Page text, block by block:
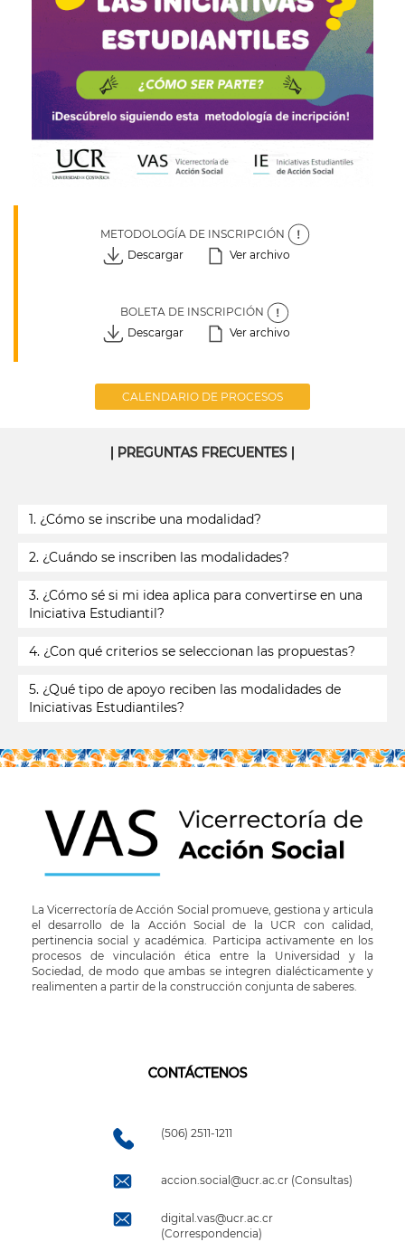
METODOLOGÍA DE INSCRIPCIÓN
Descargar
Ver archivo
BOLETA DE INSCRIPCIÓN
Descargar
Ver archivo
CALENDARIO DE PROCESOS
| PREGUNTAS FRECUENTES |
1. ¿Cómo se inscribe una modalidad?
2. ¿Cuándo se inscriben las modalidades?
3. ¿Cómo sé si mi idea aplica para convertirse en una
Iniciativa Estudiantil?
4. ¿Con qué criterios se seleccionan las propuestas?
5. ¿Qué tipo de apoyo reciben las modalidades de
Iniciativas Estudiantiles?
La Vicerrectoría de Acción Social promueve, gestiona y articula
el desarrollo de la Acción Social de la UCR con calidad,
pertinencia social y académica. Participa activamente en los
procesos de vinculación ética entre la Universidad y la
Sociedad, de modo que ambas se integren dialécticamente y
realimenten a partir de la construcción conjunta de saberes.
CONTÁCTENOS
(506) 2511-1211
accion.social@ucr.ac.cr (Consultas)
digital.vas@ucr.ac.cr
(Correspondencia)